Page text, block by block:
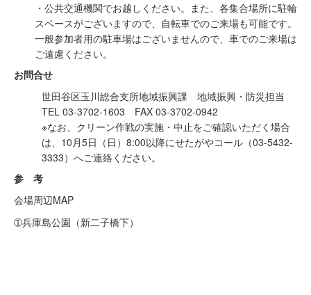
・公共交通機関でお越しください。また、各集合場所に駐輪
スペースがございますので、自転車でのご来場も可能です。
一般参加者用の駐車場はございませんので、車でのご来場は
ご遠慮ください。
お問合せ
世田谷区玉川総合支所地域振興課 地域振興・防災担当
TEL 03-3702-1603 FAX 03-3702-0942
※なお、クリーン作戦の実施・中止をご確認いただく場合
は、10月5日（日）8:00以降にせたがやコール（03-5432-
3333）へご連絡ください。
参 考
会場周辺MAP
➀兵庫島公園（新二子橋下）